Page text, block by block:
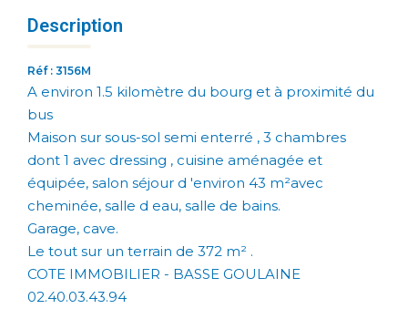
Description
Réf : 3156M
A environ 1.5 kilomètre du bourg et à proximité du
bus
Maison sur sous-sol semi enterré , 3 chambres
dont 1 avec dressing , cuisine aménagée et
équipée, salon séjour d 'environ 43 m²avec
cheminée, salle d eau, salle de bains.
Garage, cave.
Le tout sur un terrain de 372 m² .
COTE IMMOBILIER - BASSE GOULAINE
02.40.03.43.94